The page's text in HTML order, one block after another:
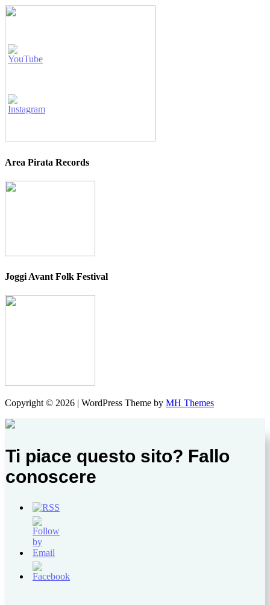
Area Pirata Records
Joggi Avant Folk Festival
Copyright © 2026 | WordPress Theme by MH Themes
Ti piace questo sito? Fallo
conoscere